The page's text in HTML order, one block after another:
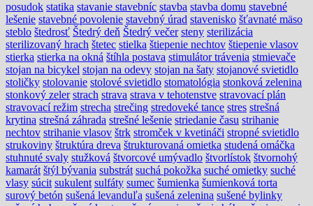
posudok statika stavanie stavebníc stavba stavba domu stavebné
lešenie stavebné povolenie stavebný úrad stavenisko šťavnaté mäso
steblo štedrosť Štedrý deň Štedrý večer steny sterilizácia
sterilizovaný hrach štetec stielka štiepenie nechtov štiepenie vlasov
stierka stierka na okná štíhla postava stimulátor trávenia stmievače
stojan na bicykel stojan na odevy stojan na šaty stojanové svietidlo
stoličky stolovanie stolové svietidlo stomatológia stonková zelenina
stonkový zeler strach strava strava v tehotenstve stravovací plán
stravovací režim strecha strečing stredoveké tance stres strešná
krytina strešná záhrada strešné lešenie striedanie času strihanie
nechtov strihanie vlasov štrk stromček v kvetináči stropné svietidlo
strukoviny štruktúra dreva štrukturovaná omietka studená omáčka
stuhnuté svaly stužková štvorcové umývadlo štvorlístok štvornohý
kamarát štýl bývania substrát suchá pokožka suché omietky suché
vlasy súcit sukulent sulfáty sumec šumienka šumienková torta
surový betón sušená levanduľa sušená zelenina sušené bylinky